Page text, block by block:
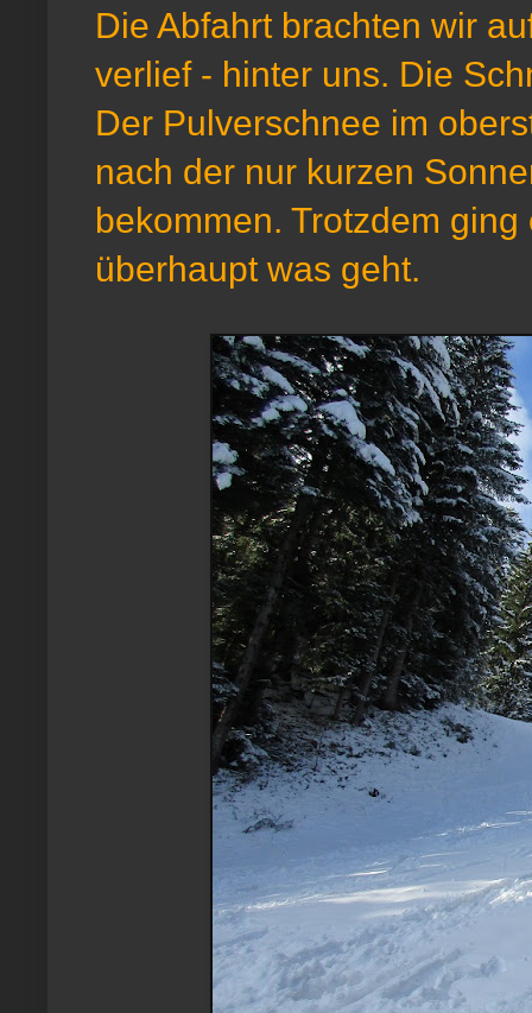
Die Abfahrt brachten wir
verlief - hinter uns. Die
Der Pulverschnee im
nach der nur kurzen
bekommen. Trotzdem
überhaupt was geht.